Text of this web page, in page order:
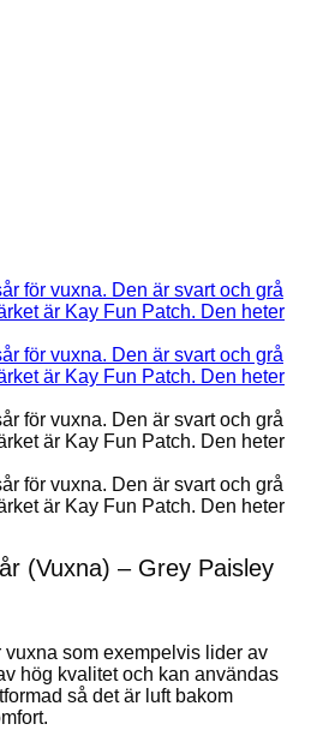
(Vuxna) – Grey Paisley
som exempelvis lider av
hög kvalitet och kan användas
så det är luft bakom